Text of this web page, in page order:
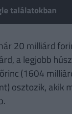
találatokban
20 milliárd
a legjobb
(1604
osztozik, akik